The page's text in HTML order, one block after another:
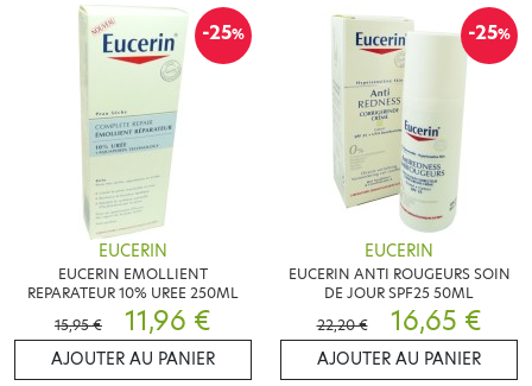
-25%
EUCERIN
EUCERIN EMOLLIENT
REPARATEUR 10% UREE 250ML
15,95 €
11,96 €
AJOUTER AU PANIER
-25%
EUCERIN
EUCERIN ANTI ROUGEURS SOIN
DE JOUR SPF25 50ML
22,20 €
16,65 €
AJOUTER AU PANIER